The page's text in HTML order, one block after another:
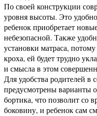
По своей конструкции
уровня высоты. Это
ребенок приобретает
небезопасной. Также
установки матраса,
кроха, ей будет трудно
и смысла в этом
Для удобства родителей в
предусмотрены варианты
бортика, что позволит со
боковину, и ребенок сам